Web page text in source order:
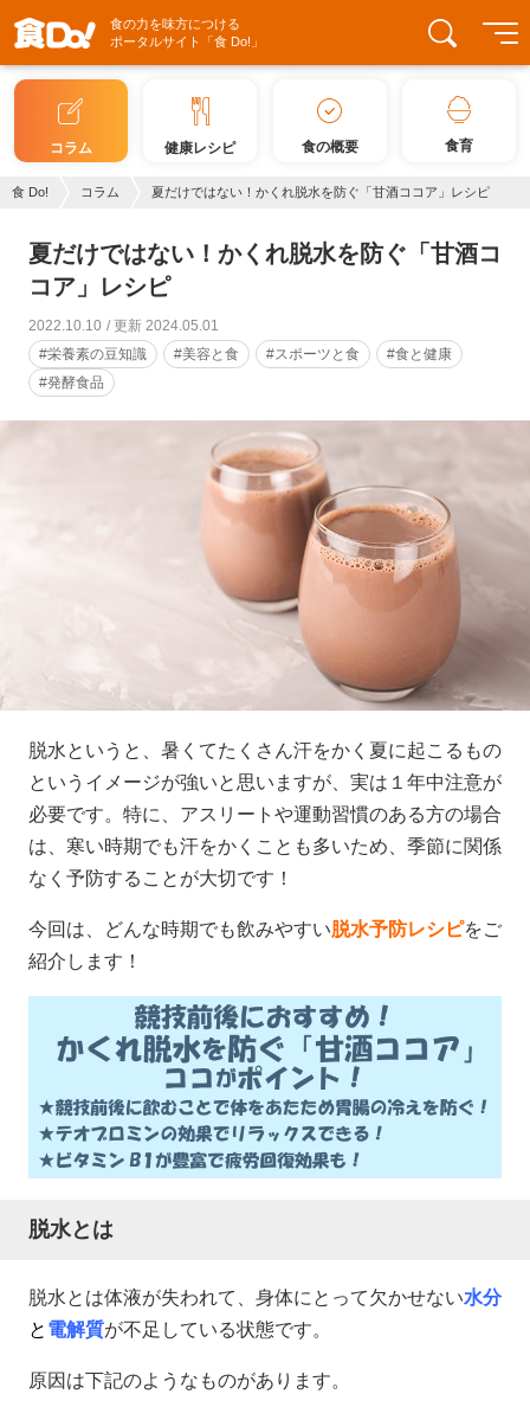
食の力を味方につける
ポータルサイト「食 Do!」
コラム 健康レシピ 食の概要 食育
食 Do! コラム 夏だけではない！かくれ脱水を防ぐ「甘酒ココア」レシピ
夏だけではない！かくれ脱水を防ぐ「甘酒コ
コア」レシピ
2022.10.10
更新 2024.05.01
#栄養素の豆知識
#美容と食 #スポーツと食
#食と健康
#発酵食品
脱水というと、暑くてたくさん汗をかく夏に起こるもの
というイメージが強いと思いますが、実は１年中注意が
必要です。特に、アスリートや運動習慣のある方の場合
は、寒い時期でも汗をかくことも多いため、季節に関係
なく予防することが大切です！
今回は、どんな時期でも飲みやすい脱水予防レシピをご
紹介します！
脱水とは
脱水とは体液が失われて、身体にとって欠かせない水分
と 電解質が不足している状態です。
原因は下記のようなものがあります。